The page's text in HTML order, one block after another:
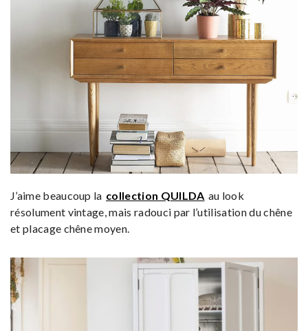
J’aime beaucoup la collection QUILDA au look
résolument vintage, mais radouci par l’utilisation du chêne
et placage chêne moyen.